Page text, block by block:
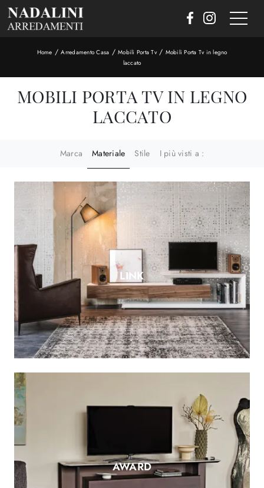
Home /Arredamento Casa / Mobili Porta Tv/ Mobili Porta Tv in legno
laccato
MOBILI PORTA TV IN LEGNO
LACCATO
Marca Materiale Stile I più visti a :
LINK
AWARD